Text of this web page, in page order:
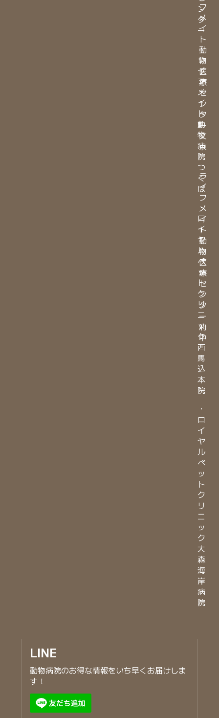
ン
タ
ー
・
ラ
イ
フ
メ
イ
ト
動
物
病
院
つ
く
ば
・
ロ
イ
ヤ
ル
ペ
ッ
ト
ク
リ
ニ
ッ
ク
西
馬
込
本
院
・
ロ
イ
ヤ
ル
ペ
ッ
ト
ク
リ
ニ
ッ
ク
大
森
海
岸
病
院
フ
メ
イ
ト
動
物
医
療
セ
ン
タ
ー
文
京
・
ラ
イ
フ
メ
イ
ト
動
物
医
療
セ
ン
タ
ー
府
中
LINE
動物病院のお得な情報をいち早くお届けしま
す！